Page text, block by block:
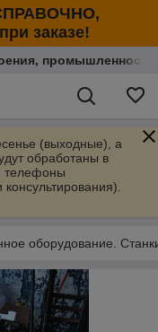
заказе!
(выходные), а
обработаны в
телефоны
оборудование.